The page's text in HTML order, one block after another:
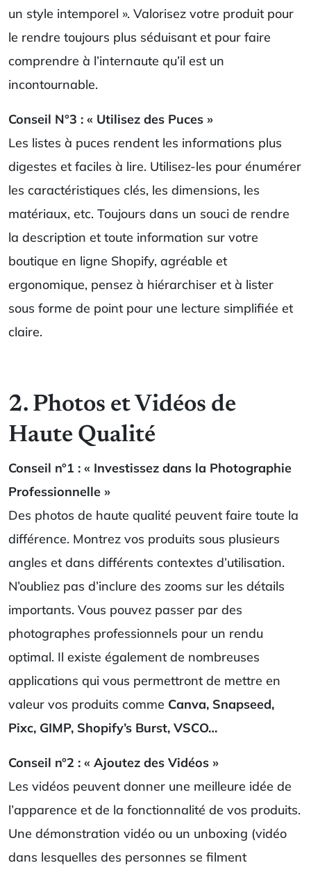
un style intemporel ». Valorisez votre produit pour
le rendre toujours plus séduisant et pour faire
comprendre à l’internaute qu’il est un
incontournable.
Conseil N°3 : « Utilisez des Puces »
Les listes à puces rendent les informations plus
digestes et faciles à lire. Utilisez-les pour énumérer
les caractéristiques clés, les dimensions, les
matériaux, etc. Toujours dans un souci de rendre
la description et toute information sur votre
boutique en ligne Shopify, agréable et
ergonomique, pensez à hiérarchiser et à lister
sous forme de point pour une lecture simplifiée et
claire.
2. Photos et Vidéos de
Haute Qualité
Conseil n°1 : « Investissez dans la Photographie
Professionnelle »
Des photos de haute qualité peuvent faire toute la
différence. Montrez vos produits sous plusieurs
angles et dans différents contextes d’utilisation.
N’oubliez pas d’inclure des zooms sur les détails
importants. Vous pouvez passer par des
photographes professionnels pour un rendu
optimal. Il existe également de nombreuses
applications qui vous permettront de mettre en
valeur vos produits comme Canva, Snapseed,
Pixc, GIMP, Shopify’s Burst, VSCO…
Conseil n°2 : « Ajoutez des Vidéos »
Les vidéos peuvent donner une meilleure idée de
l’apparence et de la fonctionnalité de vos produits.
Une démonstration vidéo ou un unboxing (vidéo
dans lesquelles des personnes se filment